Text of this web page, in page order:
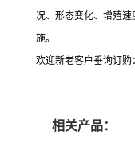
况、形态变化、增殖
施。
欢迎新老客户垂询订购：
相关产品：